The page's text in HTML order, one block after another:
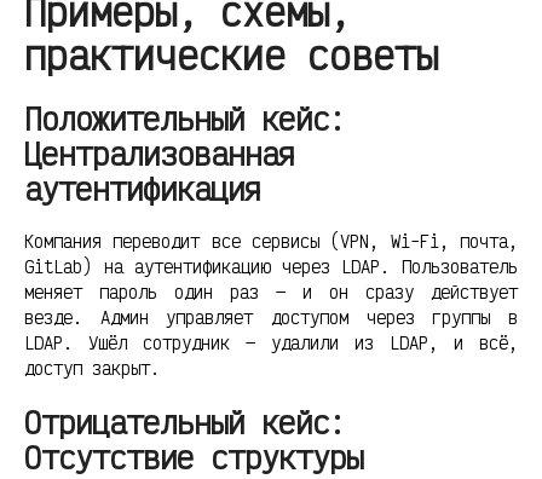
Примеры, схемы,
практические советы
Положительный кейс:
Централизованная
аутентификация
Компания переводит все сервисы (VPN, Wi-Fi, почта,
GitLab) на аутентификацию через LDAP. Пользователь
меняет пароль один раз — и он сразу действует
везде. Админ управляет доступом через группы в
LDAP. Ушёл сотрудник — удалили из LDAP, и всё,
доступ закрыт.
Отрицательный кейс:
Отсутствие структуры